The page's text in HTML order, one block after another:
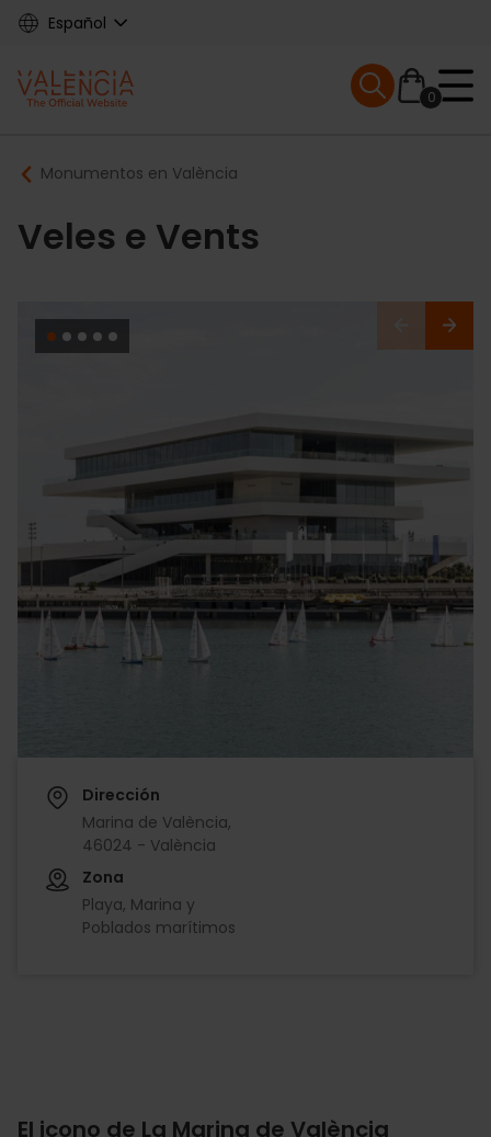
Skip
content
Español
Main
navigation
0
Mobile menu
Breadcrumb
Monumentos en València
Veles e Vents
Dirección
Marina de València,
46024 - València
Zona
Playa, Marina y
Poblados marítimos
El icono de La Marina de València